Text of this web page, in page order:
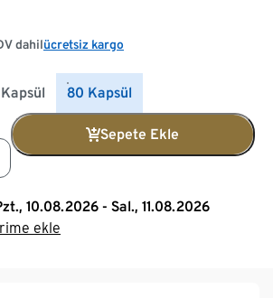
dahilücretsiz kargo
80 Kapsül
Sepete Ekle
10.08.2026 - Sal., 11.08.2026
ekle